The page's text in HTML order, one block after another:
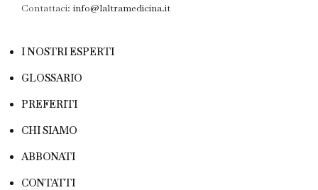
Contattaci: info@laltramedicina.it
I NOSTRI ESPERTI
GLOSSARIO
PREFERITI
CHI SIAMO
ABBONATI
CONTATTI